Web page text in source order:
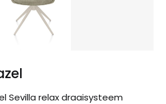
Sevilla relax draaisysteem